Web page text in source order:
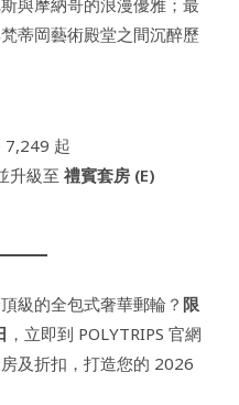
蒂岡藝術殿堂之間沉醉歷
7,249 起
升級至禮賓套房 (E)
級的全包式奢華郵輪？ 限
，立即到 POLYTRIPS 官網
及折扣，打造您的 2026